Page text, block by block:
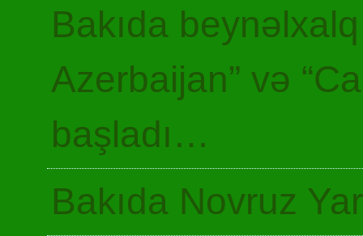
Bakıda
Azerbaijan” və
başladı…
Bakıda Novruz